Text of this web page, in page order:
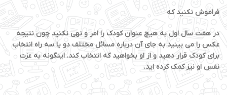
فراموش نکنید که
در هفت سال اول به هیچ عنوان کودک را امر و نهی نکنید چون نتیجه
عکس را می بینید به جای آن درباره مسائل مختلف دو یا سه راه انتخاب
برای کودک قرار دهید و از او بخواهید که انتخاب کند. اینگونه به عزت
نفس او نیز کمک کرده اید.